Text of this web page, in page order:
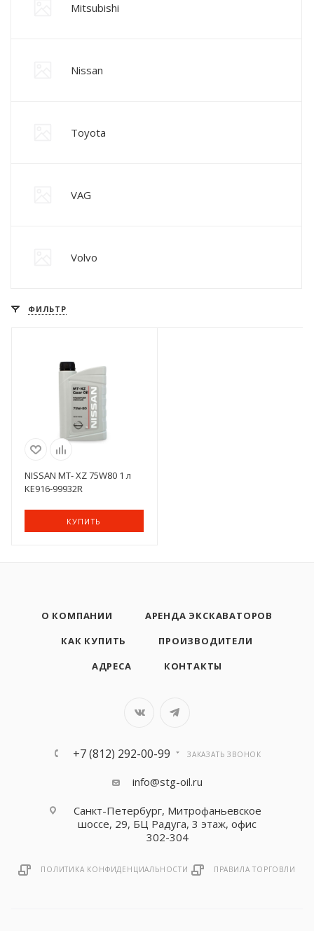
Mitsubishi
Nissan
Toyota
VAG
Volvo
ФИЛЬТР
NISSAN MT- XZ 75W80 1 л
KE916-99932R
КУПИТЬ
О КОМПАНИИ
АРЕНДА ЭКСКАВАТОРОВ
КАК КУПИТЬ
ПРОИЗВОДИТЕЛИ
АДРЕСА
КОНТАКТЫ
+7 (812) 292-00-99 ЗАКАЗАТЬ ЗВОНОК
info@stg-oil.ru
Санкт-Петербург, Митрофаньевское
шоссе, 29, БЦ Радуга, 3 этаж, офис
302-304
ПОЛИТИКА КОНФИДЕНЦИАЛЬНОСТИ ПРАВИЛА ТОРГОВЛИ